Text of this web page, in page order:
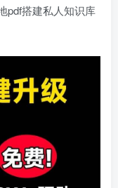
pdf搭建私人知识库